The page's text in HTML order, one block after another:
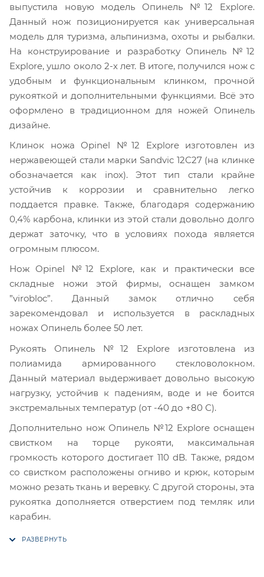
выпустила новую модель Опинель №12 Explore.
Данный нож позиционируется как универсальная
модель для туризма, альпинизма, охоты и рыбалки.
На конструирование и разработку Опинель №12
Explore, ушло около 2-х лет. В итоге, получился нож с
удобным и функциональным клинком, прочной
рукояткой и дополнительными функциями. Всё это
оформлено в традиционном для ножей Опинель
дизайне.
Клинок ножа Opinel №12 Explore изготовлен из
нержавеющей стали марки Sandvic 12С27 (на клинке
обозначается как inox). Этот тип стали крайне
устойчив к коррозии и сравнительно легко
поддается правке. Также, благодаря содержанию
0,4% карбона, клинки из этой стали довольно долго
держат заточку, что в условиях похода является
огромным плюсом.
Нож Opinel №12 Explore, как и практически все
складные ножи этой фирмы, оснащен замком
”virobloc”. Данный замок отлично себя
зарекомендовал и используется в раскладных
ножах Опинель более 50 лет.
Рукоять Опинель №12 Explore изготовлена из
полиамида армированного стекловолокном.
Данный материал выдерживает довольно высокую
нагрузку, устойчив к падениям, воде и не боится
экстремальных температур (от -40 до +80 С).
Дополнительно нож Опинель №12 Explore оснащен
свистком на торце рукояти, максимальная
громкость которого достигает 110 dB. Также, рядом
со свистком расположены огниво и крюк, которым
можно резать ткань и веревку. С другой стороны, эта
рукоятка дополняется отверстием под темляк или
карабин.